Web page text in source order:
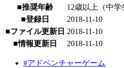
■推奨年齢
12歳以上（中学
■登録日
2018-11-10
■ファイル更新日 2018-11-10
■情報更新日
2018-11-10
#アドベンチャーゲーム